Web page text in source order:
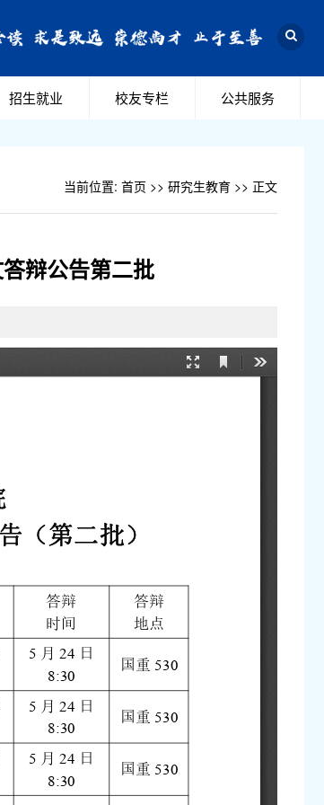
招生就业 校友专栏 公共服务
当前位置: 首页 >> 研究生教育 >> 正文
辩公告第二批